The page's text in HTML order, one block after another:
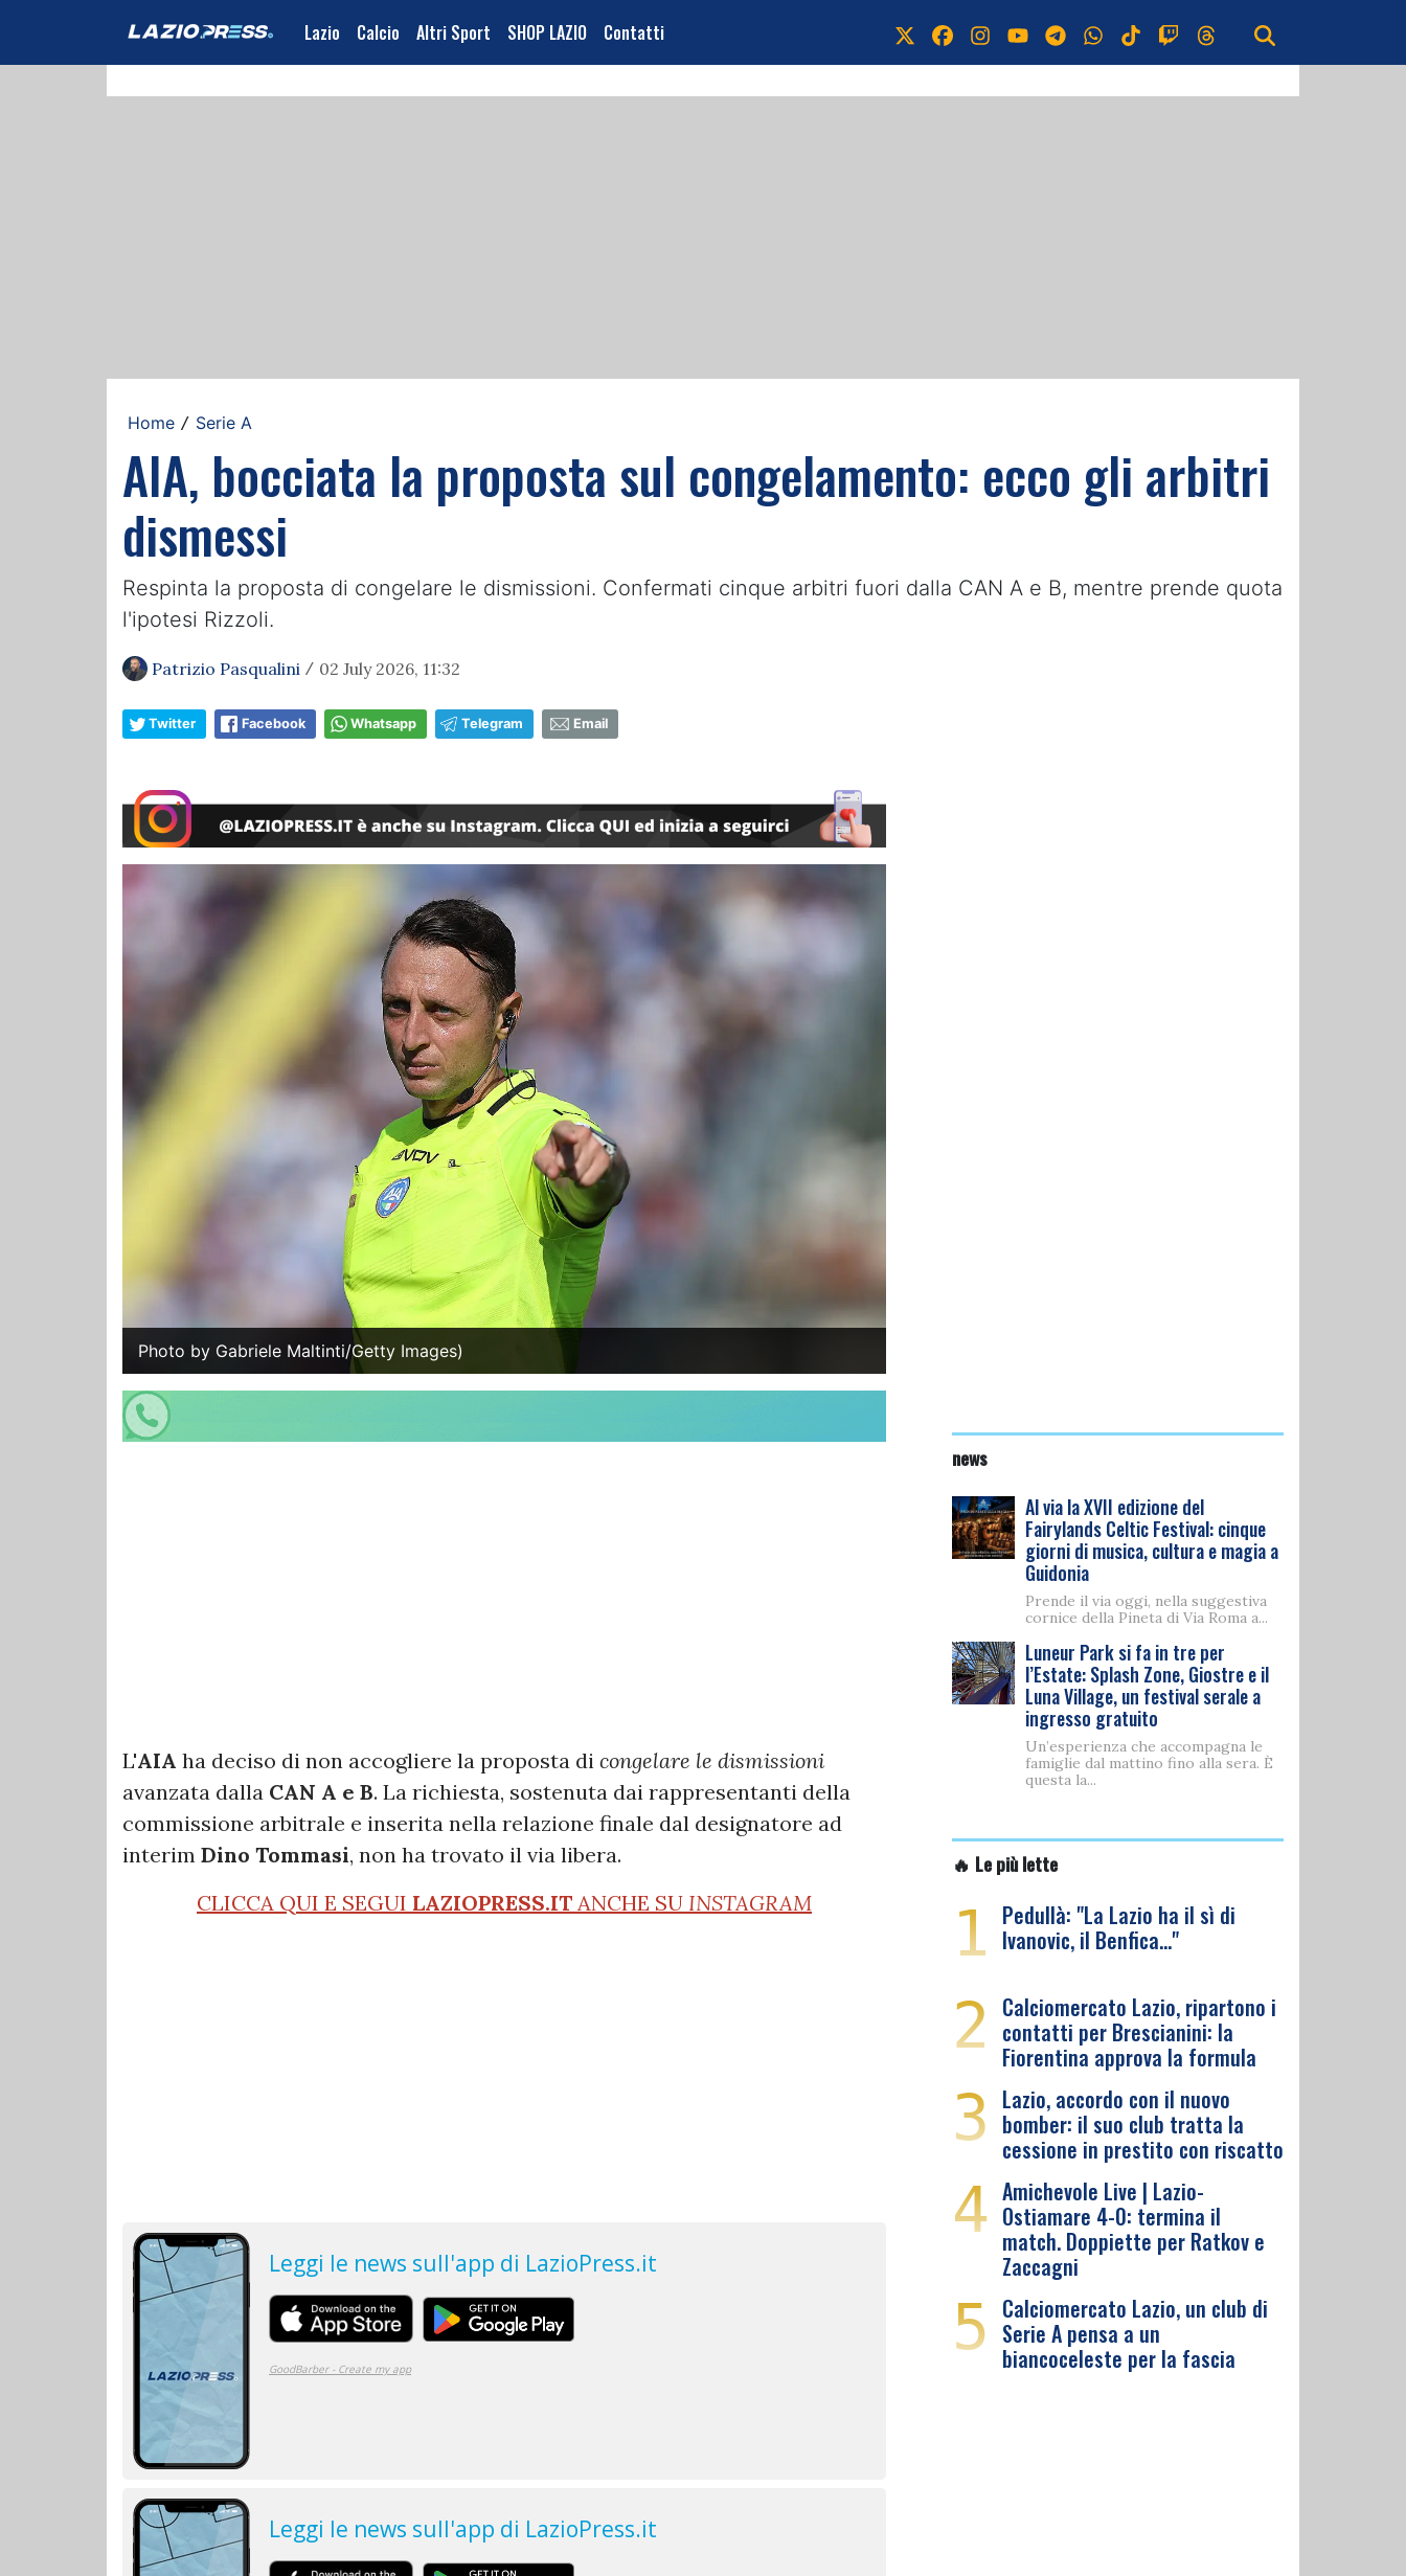
Lazio Calcio Altri Sport SHOP LAZIO Contatti
Home / Serie A
AIA, bocciata la proposta sul congelamento: ecco gli arbitri
dismessi
Respinta la proposta di congelare le dismissioni. Confermati cinque arbitri fuori dalla CAN A e B, mentre prende quota
l'ipotesi Rizzoli.
Patrizio Pasqualini / 02 July 2026, 11:32
Twitter Facebook Whatsapp Telegram Email
Photo by Gabriele Maltinti/Getty Images)
L'AIA ha deciso di non accogliere la proposta di congelare le dismissioni
avanzata dalla CAN A e B. La richiesta, sostenuta dai rappresentanti della
commissione arbitrale e inserita nella relazione finale dal designatore ad
interim Dino Tommasi, non ha trovato il via libera.
CLICCA QUI E SEGUI LAZIOPRESS.IT ANCHE SU INSTAGRAM
news
Al via la XVII edizione del
Fairylands Celtic Festival: cinque
giorni di musica, cultura e magia a
Guidonia
Prende il via oggi, nella suggestiva
cornice della Pineta di Via Roma a...
Luneur Park si fa in tre per
l’Estate: Splash Zone, Giostre e il
Luna Village, un festival serale a
ingresso gratuito
Un’esperienza che accompagna le
famiglie dal mattino fino alla sera. È
questa la...
🔥 Le più lette
1 Pedullà: "La Lazio ha il sì di
Ivanovic, il Benfica…"
2 Calciomercato Lazio, ripartono i
contatti per Brescianini: la
Fiorentina approva la formula
3 Lazio, accordo con il nuovo
bomber: il suo club tratta la
cessione in prestito con riscatto
4 Amichevole Live | Lazio-
Ostiamare 4-0: termina il
match. Doppiette per Ratkov e
Zaccagni
5 Calciomercato Lazio, un club di
Serie A pensa a un
biancoceleste per la fascia